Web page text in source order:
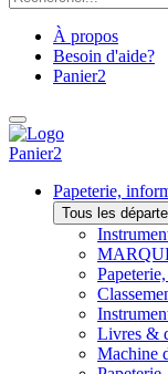
À propos
Besoin d'aide?
Panier2
Panier2
Papeterie,
Tous les
Livres &
Machine